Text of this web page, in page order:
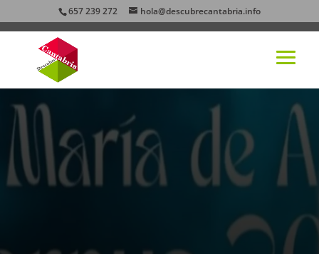
657 239 272 hola@descubrecantabria.info